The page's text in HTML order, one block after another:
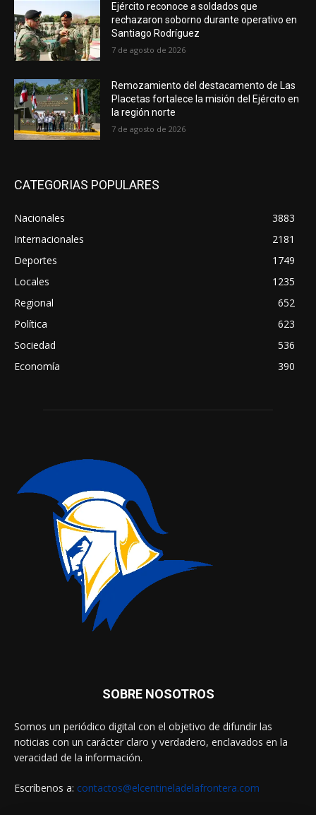
Ejército reconoce a soldados que
rechazaron soborno durante operativo en
Santiago Rodríguez
7 de agosto de 2026
Remozamiento del destacamento de Las
Placetas fortalece la misión del Ejército en
la región norte
7 de agosto de 2026
CATEGORIAS POPULARES
Nacionales
3883
Internacionales
2181
Deportes
1749
Locales
1235
Regional
652
Política
623
Sociedad
536
Economía
390
SOBRE NOSOTROS
Somos un periódico digital con el objetivo de difundir las
noticias con un carácter claro y verdadero, enclavados en la
veracidad de la información.
Escríbenos a: contactos@elcentineladelafrontera.com